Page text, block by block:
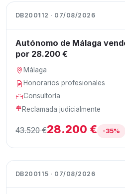
DB200112 · 07/08/2026
Autónomo de Málaga
por 28.200 €
Málaga
Honorarios profesionales
Consultoría
Reclamada judicialmente
43.520 €28.200 € -35%
DB200115 · 07/08/2026